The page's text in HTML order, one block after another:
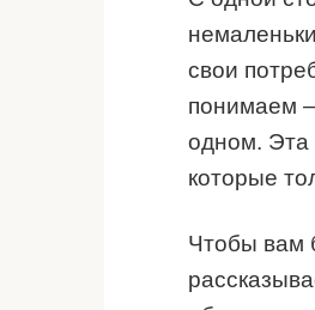
свои
понимаем
одном. Эта
которые
Чтобы вам